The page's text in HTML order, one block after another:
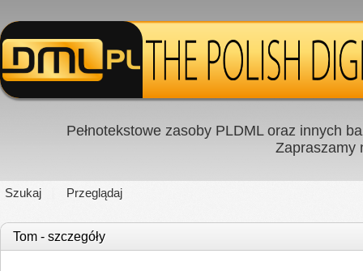
Pełnotekstowe zasoby PLDML oraz innych
Zapraszamy
Szukaj Przeglądaj
Tom - szczegóły